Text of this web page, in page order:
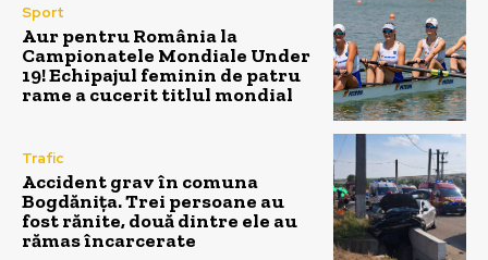
Sport
Aur pentru România la
Campionatele Mondiale Under
19! Echipajul feminin de patru
rame a cucerit titlul mondial
Trafic
Accident grav în comuna
Bogdănița. Trei persoane au
fost rănite, două dintre ele au
rămas încarcerate